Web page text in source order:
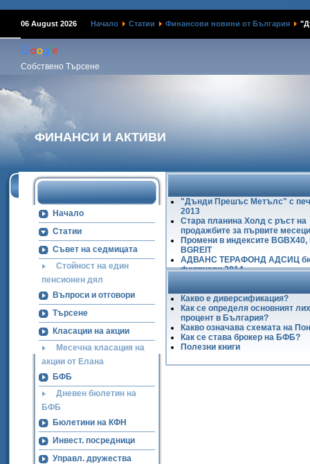
06 August 2026 Начало Статии Финансови новини от България
Собствено Търсене
ФИНАНСИ И АКТИВИ
Начало
Статии
Съвет на седмицата
Стойност на един
пенсионен дял
Въпроси и отговори
Търсене
Класации на акции
Месечна класация на
акции от Елана
БФБ
Дневен бюлетин на
БФБ
Бюлетини на КФН
Инвест. посредници
Управл. дружества
"Дънди Прешъс Метълс" с
2013
Стара планина Холд с ръст на
продажбите за първите
Промени в индексите BGBX40,
BGREIT
АДВАНС ТЕРАФОНД АДСИЦ
февруари 2014
Ръст на БФБ в първите два
2014
Какво е диверсификация?
Как се определя основният
процент в България?
Какво означава схемата на
Как се става брокер на БФБ?
Полезни книги